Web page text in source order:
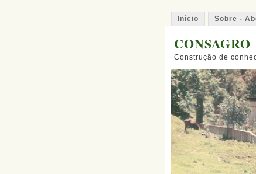
Início Sobre -
CONSAGRO
Construção de